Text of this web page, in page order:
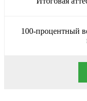
100-процентный